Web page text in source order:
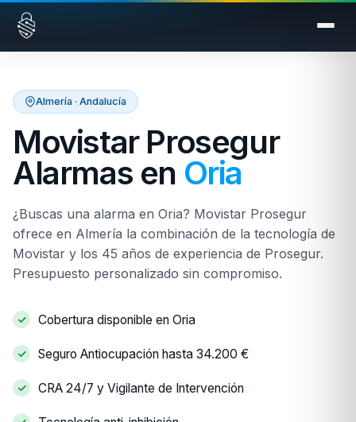
Saltar al contenido
Almería · Andalucía
Movistar Prosegur
Alarmas en Oria
¿Buscas una alarma en Oria? Movistar Prosegur
ofrece en Almería la combinación de la tecnología de
Movistar y los 45 años de experiencia de Prosegur.
Presupuesto personalizado sin compromiso.
Cobertura disponible en Oria
Seguro Antiocupación hasta 34.200 €
CRA 24/7 y Vigilante de Intervención